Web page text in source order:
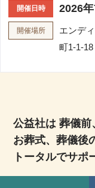
開催日時 2026
開催場所 エンデ
町1-1-18
公益社は 葬儀前、
お葬式、葬儀後
トータルでサポ